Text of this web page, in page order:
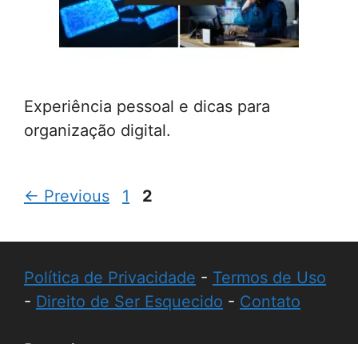
Experiência pessoal e dicas para
organização digital.
← Previous Page
1 Page
2
Política de Privacidade - Termos de Uso
- Direito de Ser Esquecido - Contato